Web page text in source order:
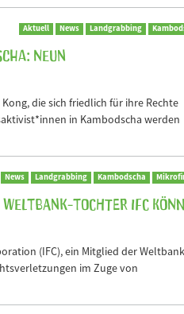
Aktuell News Landgrabbing
Neun
die sich friedlich für ihre Rechte
in Kambodscha werden
News Landgrabbing Kambodscha
Tochter IFC
(IFC), ein Mitglied der
im Zuge von